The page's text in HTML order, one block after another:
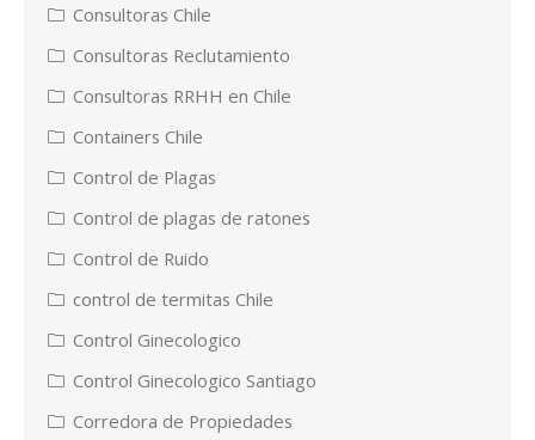
Consultoras Chile
Consultoras Reclutamiento
Consultoras RRHH en Chile
Containers Chile
Control de Plagas
Control de plagas de ratones
Control de Ruido
control de termitas Chile
Control Ginecologico
Control Ginecologico Santiago
Corredora de Propiedades